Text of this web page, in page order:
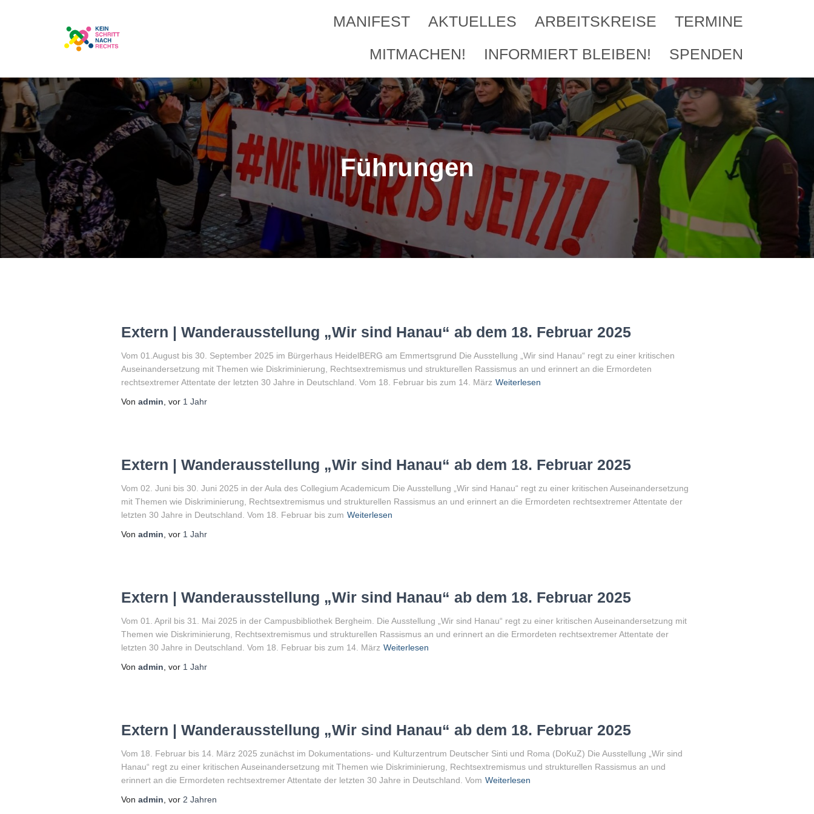
MANIFEST AKTUELLES ARBEITSKREISE
TERMINE
MITMACHEN!
INFORMIERT BLEIBEN! SPENDEN
Führungen
Extern | Wanderausstellung „Wir sind Hanau“ ab dem 18. Februar 2025
Vom 01.August bis 30. September 2025 im Bürgerhaus HeidelBERG am Emmertsgrund Die Ausstellung „Wir sind Hanau“ regt zu einer kritischen
Auseinandersetzung mit Themen wie Diskriminierung, Rechtsextremismus und strukturellen Rassismus an und erinnert an die Ermordeten
rechtsextremer Attentate der letzten 30 Jahre in Deutschland. Vom 18. Februar bis zum 14. März Weiterlesen
Von admin , vor 1 Jahr
Extern | Wanderausstellung „Wir sind Hanau“ ab dem 18. Februar 2025
Vom 02. Juni bis 30. Juni 2025 in der Aula des Collegium Academicum Die Ausstellung „Wir sind Hanau“ regt zu einer kritischen Auseinandersetzung
mit Themen wie Diskriminierung, Rechtsextremismus und strukturellen Rassismus an und erinnert an die Ermordeten rechtsextremer Attentate der
letzten 30 Jahre in Deutschland. Vom 18. Februar bis zum Weiterlesen
Von admin , vor 1 Jahr
Extern | Wanderausstellung „Wir sind Hanau“ ab dem 18. Februar 2025
Vom 01. April bis 31. Mai 2025 in der Campusbibliothek Bergheim. Die Ausstellung „Wir sind Hanau“ regt zu einer kritischen Auseinandersetzung mit
Themen wie Diskriminierung, Rechtsextremismus und strukturellen Rassismus an und erinnert an die Ermordeten rechtsextremer Attentate der
letzten 30 Jahre in Deutschland. Vom 18. Februar bis zum 14. März Weiterlesen
Von admin , vor 1 Jahr
Extern | Wanderausstellung „Wir sind Hanau“ ab dem 18. Februar 2025
Vom 18. Februar bis 14. März 2025 zunächst im Dokumentations- und Kulturzentrum Deutscher Sinti und Roma (DoKuZ) Die Ausstellung „Wir sind
Hanau“ regt zu einer kritischen Auseinandersetzung mit Themen wie Diskriminierung, Rechtsextremismus und strukturellen Rassismus an und
erinnert an die Ermordeten rechtsextremer Attentate der letzten 30 Jahre in Deutschland. Vom Weiterlesen
Von admin , vor 2 Jahren